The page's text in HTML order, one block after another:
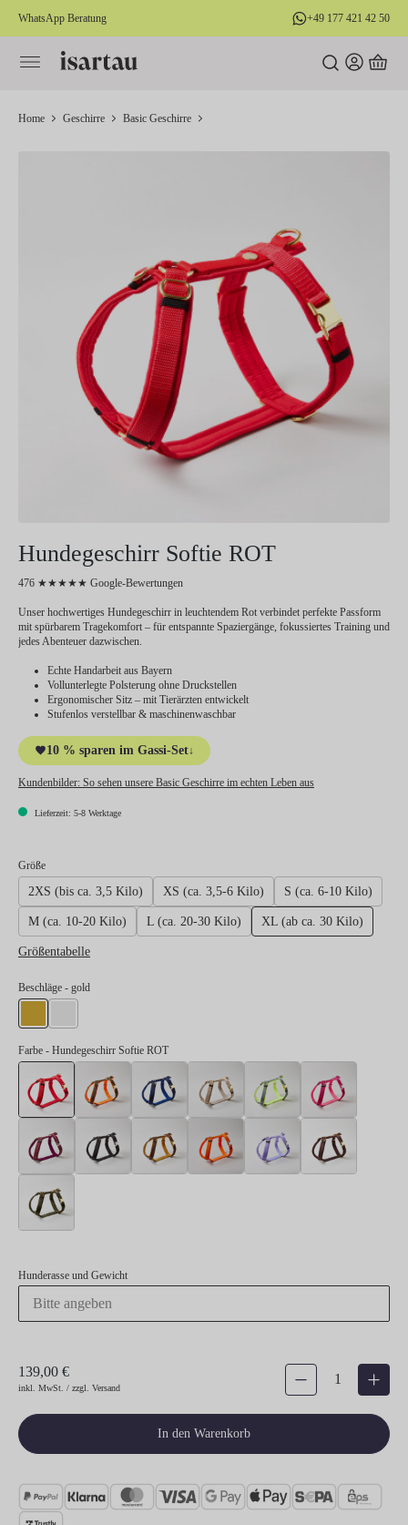
springen
WhatsApp Beratung +49 177 421 42 50
Home Geschirre Basic Geschirre
Hundegeschirr Softie ROT
476 ★★★★★ Google-Bewertungen
Unser hochwertiges Hundegeschirr in leuchtendem Rot verbindet perfekte Passform
mit spürbarem Tragekomfort – für entspannte Spaziergänge, fokussiertes Training und
jedes Abenteuer dazwischen.
Echte Handarbeit aus Bayern
Vollunterlegte Polsterung ohne Druckstellen
Ergonomischer Sitz – mit Tierärzten entwickelt
Stufenlos verstellbar & maschinenwaschbar
10 % sparen im Gassi-Set↓
Kundenbilder: So sehen unsere Basic Geschirre im echten Leben aus
Lieferzeit: 5-8 Werktage
Größeauswählen
2XS (bis ca. 3,5 Kilo) XS (ca. 3,5-6 Kilo) S (ca. 6-10 Kilo)
M (ca. 10-20 Kilo) L (ca. 20-30 Kilo) XL (ab ca. 30 Kilo)
Größentabelle
Beschlägeauswählen
- gold
Farbe - Hundegeschirr Softie ROT
Hunderasse und Gewicht
139,00 €
inkl. MwSt. / zzgl. Versand
Produkt Anzahl: Gib den
In den Warenkorb